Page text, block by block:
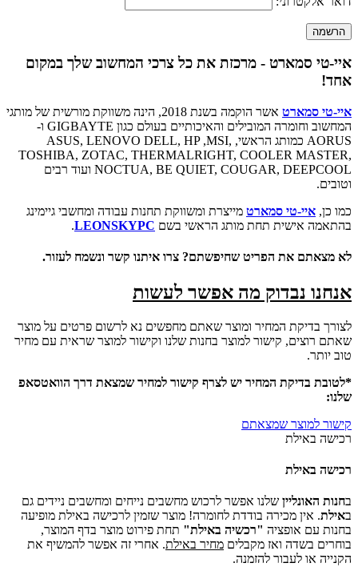
איי-טי סמארט - מרכזת את כל צרכי המחשוב שלך במקום
אחד!
איי-טי סמארט
אשר הוקמה בשנת 2018, הינה משווקת מורשית של מותגי
המחשוב וחומרה המובילים והאיכותיים בעולם כגון GIGBAYTE ו-
AORUS כמותג הראשי, ASUS, LENOVO DELL, HP ,MSI,
TOSHIBA, ZOTAC, THERMALRIGHT, COOLER MASTER,
NOCTUA, BE QUIET, COUGAR, DEEPCOOL ועוד רבים
וטובים.
כמו כן, איי-טי סמארט מייצרת ומשווקת תחנות עבודה ומחשבי גיימינג
בהתאמה אישית תחת מותג הראשי בשם LEONSKYPC
.
לא מצאתם את הפריט שחיפשתם? צרו איתנו קשר ונשמח לעזור.
אנחנו נבדוק מה אפשר לעשות
לצורך בדיקת המחיר ומוצר שאתם מחפשים נא לרשום פרטים על מוצר
שאתם רוצים, קישור למוצר בחנות שלנו וקישור למוצר שראית עם מחיר
טוב יותר.
*לטובת בדיקת המחיר יש לצרף קישור למחיר שמצאת דרך הוואטסאפ
שלנו:
קישור למוצר שמצאתם
רכישה באילת
רכישה באילת
בחנות האונליין שלנו אפשר לרכוש מחשבים נייחים ומחשבים ניידים גם
באילת. אין מכירה בודדת לחומרה! מוצר שזמין לרכישה באילת מופיעה
בחנות עם אופציה "רכשיה באילת" תחת פירוט מוצר בדף המוצר,
בוחרים בשדה ואז מקבלים מחיר באילת. אחרי זה אפשר להמשיף את
הקנייה או לעבור להזמנה.